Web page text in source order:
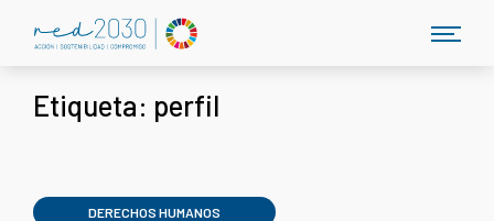
Etiqueta: perfil
DERECHOS HUMANOS